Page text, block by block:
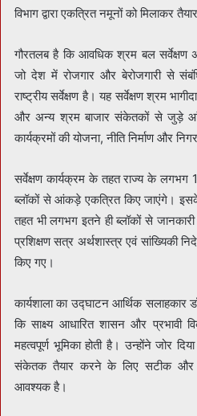
विभाग द्वारा एकत्रित नमूनों को मिलाकर
गौरतलब है कि आवधिक श्रम बल
जो देश में रोजगार और बेरोजगारी से
राष्ट्रीय सर्वेक्षण है। यह सर्वेक्षण श्रम
और अन्य श्रम बाजार संकेतकों से जुड़े
कार्यक्रमों की योजना, नीति निर्माण और
सर्वेक्षण कार्यक्रम के तहत राज्य के लगभग
ब्लॉकों से आंकड़े एकत्रित किए जाएंगे।
तहत भी लगभग इतने ही ब्लॉकों से
प्रशिक्षण सत्र अर्थशास्त्र एवं सांख्यिकी
किए गए।
कार्यशाला का उद्घाटन आर्थिक सलाहकार
कि साक्ष्य आधारित शासन और प्रभावी
महत्वपूर्ण भूमिका होती है। उन्होंने जोर
संकेतक तैयार करने के लिए सटीक और
आवश्यक है।